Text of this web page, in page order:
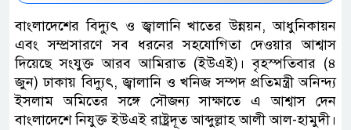
বাংলাদেশের বিদ্যুৎ ও জ্বালানি খাতের উন্নয়ন, আধুনিকায়ন
এবং সম্প্রসারণে সব ধরনের সহযোগিতা দেওয়ার আশ্বাস
দিয়েছে সংযুক্ত আরব আমিরাত (ইউএই)। বৃহস্পতিবার (৪
জুন) ঢাকায় বিদ্যুৎ, জ্বালানি ও খনিজ সম্পদ প্রতিমন্ত্রী অনিন্দ্য
ইসলাম অমিতের সঙ্গে সৌজন্য সাক্ষাতে এ আশ্বাস দেন
বাংলাদেশে নিযুক্ত ইউএই রাষ্ট্রদূত আব্দুল্লাহ আলী আল-হামুদী।